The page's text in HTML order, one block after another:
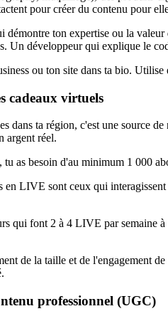
pour créer du contenu pour
démontre ton expertise ou la
Un développeur qui explique le
ou ton site dans ta bio.
cadeaux virtuels
dans ta région, c'est une source
argent réel.
as besoin d'au minimum 1 000
en LIVE sont ceux qui
qui font 2 à 4 LIVE par semaine
de la taille et de l'engagement
professionnel (UGC)